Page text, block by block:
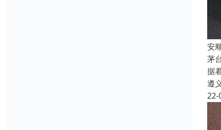
安
茅
据
遵
22-